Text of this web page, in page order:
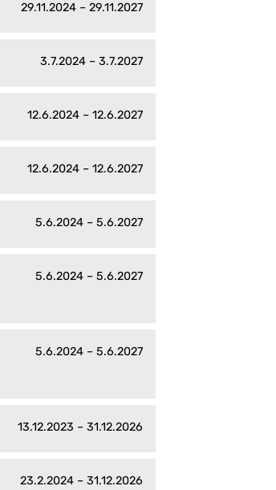
29.11.2024 – 29.11.2027
3.7.2024 – 3.7.2027
12.6.2024 – 12.6.2027
12.6.2024 – 12.6.2027
5.6.2024 – 5.6.2027
5.6.2024 – 5.6.2027
5.6.2024 – 5.6.2027
13.12.2023 – 31.12.2026
23.2.2024 – 31.12.2026